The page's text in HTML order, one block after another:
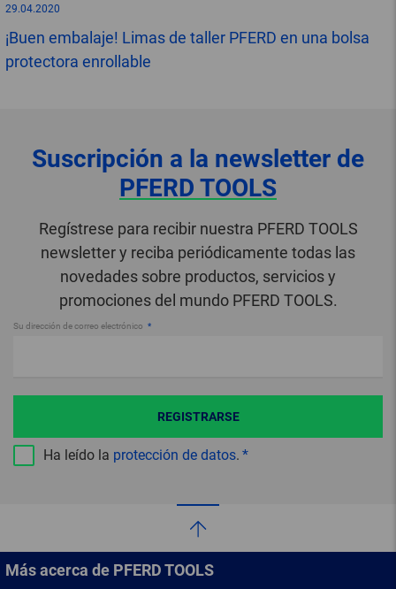
29.04.2020
¡Buen embalaje! Limas de taller PFERD en una bolsa
protectora enrollable
Suscripción a la newsletter de
PFERD TOOLS
Regístrese para recibir nuestra PFERD TOOLS
newsletter y reciba periódicamente todas las
novedades sobre productos, servicios y
promociones del mundo PFERD TOOLS.
Su dirección de correo electrónico
Ha leído la protección de datos.
REGISTRARSE
Más acerca de PFERD TOOLS